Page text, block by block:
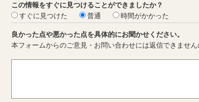
この情報をすぐに見つけることができましたか？
すぐに見つけた
普通 時間がかかった
良かった点や悪かった点を具体的にお聞かせください。
本フォームからのご意見・お問い合わせには返信できません